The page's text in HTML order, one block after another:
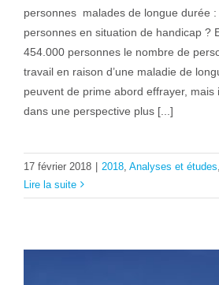
personnes malades de longue durée
personnes en situation de handicap ?
454.000 personnes le nombre de
travail en raison d’une maladie de
peuvent de prime abord effrayer, mais
dans une perspective plus [...]
17 février 2018 | 2018 Analyses et études
Lire la suite